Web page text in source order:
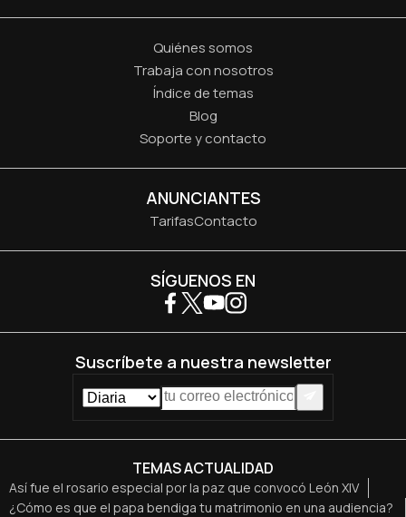
Quiénes somos
Trabaja con nosotros
Índice de temas
Blog
Soporte y contacto
ANUNCIANTES
TarifasContacto
TEMAS ACTUALIDAD
Así fue el rosario especial por la paz que convocó León XIV
¿Cómo es que el papa bendiga tu matrimonio en una audiencia?
SÍGUENOS EN
Suscríbete a nuestra newsletter